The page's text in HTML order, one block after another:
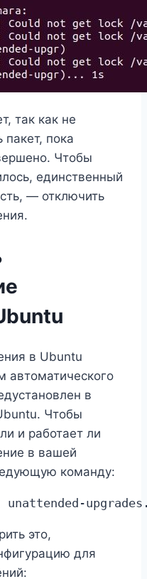
так как не
пакет, пока
Чтобы
единственный
— отключить
в Ubuntu
автоматического
в
Чтобы
и работает ли
в вашей
команду:
это,
для